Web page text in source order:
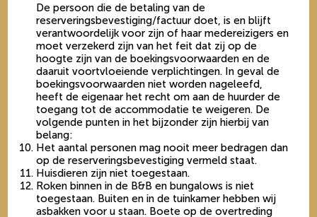
De persoon die de betaling van de
reserveringsbevestiging/factuur doet, is en blijft
verantwoordelijk voor zijn of haar medereizigers en
moet verzekerd zijn van het feit dat zij op de
hoogte zijn van de boekingsvoorwaarden en de
daaruit voortvloeiende verplichtingen. In geval de
boekingsvoorwaarden niet worden nageleefd,
heeft de eigenaar het recht om aan de huurder de
toegang tot de accommodatie te weigeren. De
volgende punten in het bijzonder zijn hierbij van
belang:
Het aantal personen mag nooit meer bedragen dan
op de reserveringsbevestiging vermeld staat.
Huisdieren zijn niet toegestaan.
Roken binnen in de B&B en bungalows is niet
toegestaan. Buiten en in de tuinkamer hebben wij
asbakken voor u staan. Boete op de overtreding